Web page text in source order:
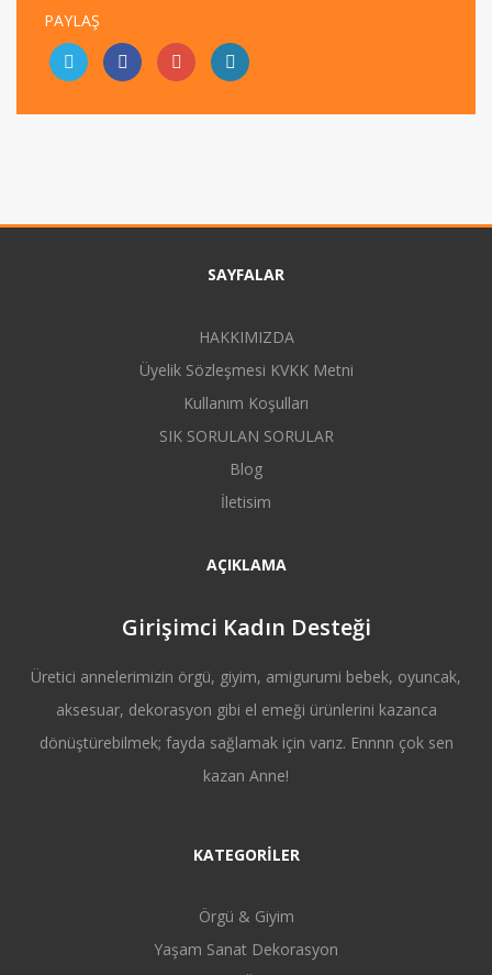
PAYLAŞ
SAYFALAR
HAKKIMIZDA
Üyelik Sözleşmesi KVKK Metni
Kullanım Koşulları
SIK SORULAN SORULAR
Blog
İletisim
AÇIKLAMA
Girişimci Kadın Desteği
Üretici annelerimizin örgü, giyim, amigurumi bebek, oyuncak,
aksesuar, dekorasyon gibi el emeği ürünlerini kazanca
dönüştürebilmek; fayda sağlamak için varız. Ennnn çok sen
kazan Anne!
KATEGORİLER
Örgü & Giyim
Yaşam Sanat Dekorasyon